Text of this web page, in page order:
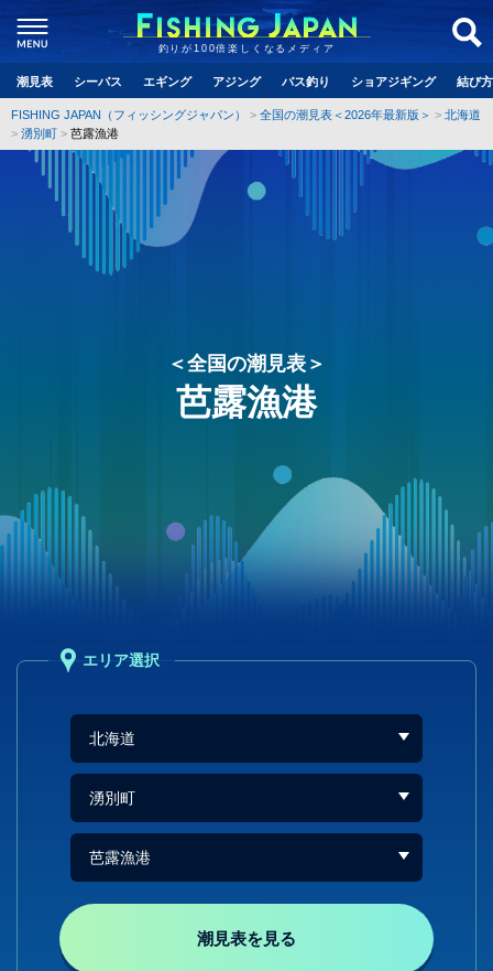
釣りが100倍楽しくなるメディア
潮見表 シーバス エギング アジング バス釣り ショアジギング 結び
FISHING JAPAN（フィッシングジャパン） 全国の潮見表＜2026年最新版＞
北海道
湧別町
芭露漁港
＜全国の潮見表＞
芭露漁港
エリア選択
潮見表を見る